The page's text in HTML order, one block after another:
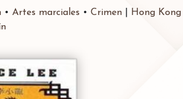
• Artes marciales • Crimen Hong Kong